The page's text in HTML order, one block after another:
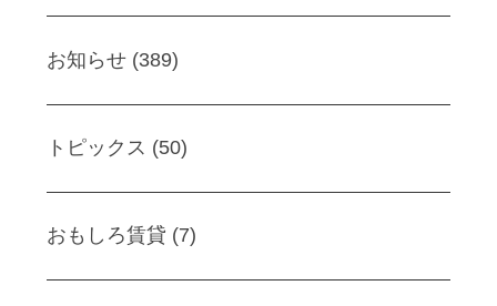
お知らせ (389)
トピックス (50)
おもしろ賃貸 (7)